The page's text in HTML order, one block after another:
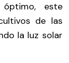
este
de las
la luz solar